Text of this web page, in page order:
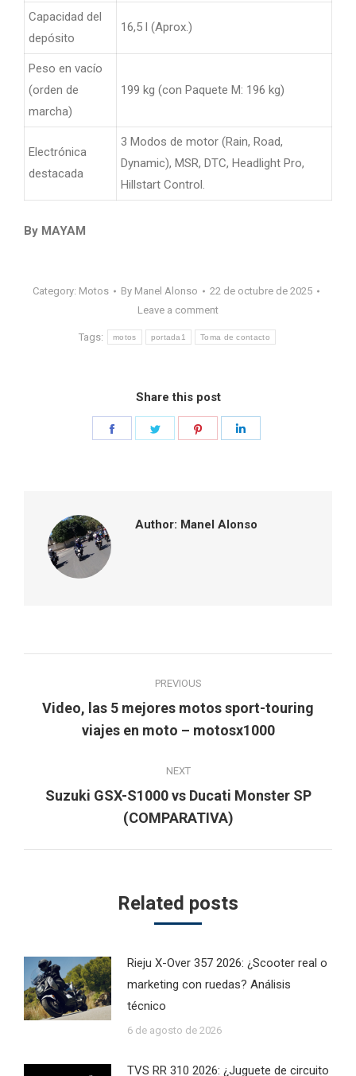
Capacidad del
depósito
16,5 l (Aprox.)
Peso en vacío
(orden de
marcha)
199 kg (con Paquete M: 196 kg)
Electrónica
destacada
3 Modos de motor (Rain, Road,
Dynamic), MSR, DTC, Headlight Pro,
Hillstart Control.
By MAYAM
Category: Motos By Manel Alonso
22 de octubre de 2025
Leave a comment
Tags: motos portada1 Toma de contacto
Share this post
Author: Manel Alonso
navigation
PREVIOUS
Previous
post:
Video, las 5 mejores motos sport-touring
viajes en moto – motosx1000
NEXT
Next
post:
Suzuki GSX-S1000 vs Ducati Monster SP
(COMPARATIVA)
Related posts
Rieju X-Over 357 2026: ¿Scooter real o
marketing con ruedas? Análisis
técnico
6 de agosto de 2026
TVS RR 310 2026: ¿Juguete de circuito